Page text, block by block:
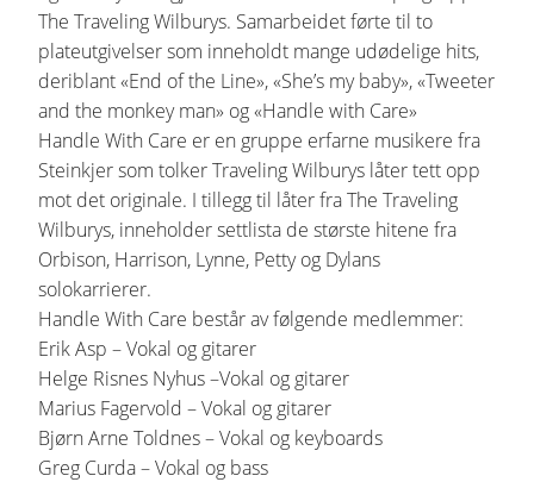
The Traveling Wilburys. Samarbeidet førte til to
plateutgivelser som inneholdt mange udødelige hits,
deriblant «End of the Line», «She’s my baby», «Tweeter
and the monkey man» og «Handle with Care»
Handle With Care er en gruppe erfarne musikere fra
Steinkjer som tolker Traveling Wilburys låter tett opp
mot det originale. I tillegg til låter fra The Traveling
Wilburys, inneholder settlista de største hitene fra
Orbison, Harrison, Lynne, Petty og Dylans
solokarrierer.
Handle With Care består av følgende medlemmer:
Erik Asp – Vokal og gitarer
Helge Risnes Nyhus –Vokal og gitarer
Marius Fagervold – Vokal og gitarer
Bjørn Arne Toldnes – Vokal og keyboards
Greg Curda – Vokal og bass